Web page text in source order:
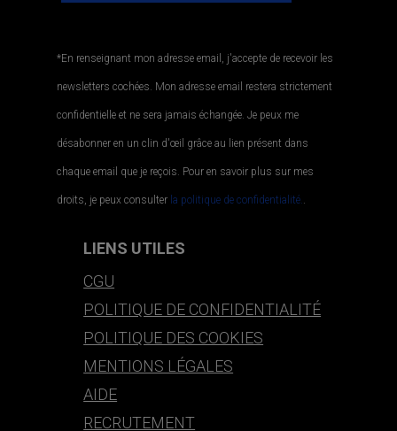
*En renseignant mon adresse email, j'accepte de recevoir les
newsletters cochées. Mon adresse email restera strictement
confidentielle et ne sera jamais échangée. Je peux me
désabonner en un clin d'œil grâce au lien présent dans
chaque email que je reçois. Pour en savoir plus sur mes
droits, je peux consulter la politique de confidentialité..
LIENS UTILES
CGU
POLITIQUE DE CONFIDENTIALITÉ
POLITIQUE DES COOKIES
MENTIONS LÉGALES
AIDE
RECRUTEMENT